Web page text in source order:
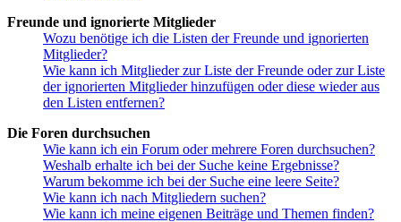
Freunde und ignorierte Mitglieder
Wozu benötige ich die Listen der Freunde und ignorierten
Mitglieder?
Wie kann ich Mitglieder zur Liste der Freunde oder zur Liste
der ignorierten Mitglieder hinzufügen oder diese wieder aus
den Listen entfernen?
Die Foren durchsuchen
Wie kann ich ein Forum oder mehrere Foren durchsuchen?
Weshalb erhalte ich bei der Suche keine Ergebnisse?
Warum bekomme ich bei der Suche eine leere Seite?
Wie kann ich nach Mitgliedern suchen?
Wie kann ich meine eigenen Beiträge und Themen finden?